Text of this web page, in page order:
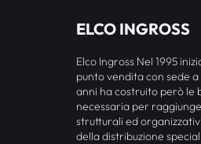
ELCO INGROSS
Elco Ingross Nel 1995
punto vendita con sede
anni ha costruito però le
necessaria per
strutturali ed
della distribuzione